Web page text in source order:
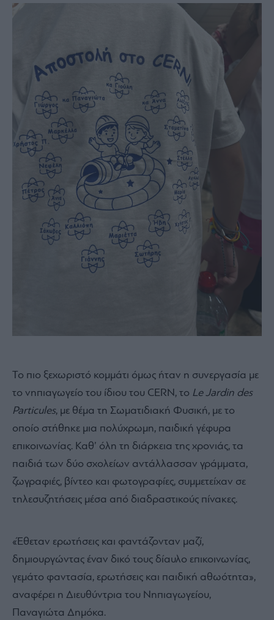
Το πιο ξεχωριστό κομμάτι όμως ήταν η συνεργασία με
το νηπιαγωγείο του ίδιου του CERN, το Le Jardin des
Particules, με θέμα τη Σωματιδιακή Φυσική, με το
οποίο στήθηκε μια πολύχρωμη, παιδική γέφυρα
επικοινωνίας. Καθ’ όλη τη διάρκεια της χρονιάς, τα
παιδιά των δύο σχολείων αντάλλασσαν γράμματα,
ζωγραφιές, βίντεο και φωτογραφίες, συμμετείχαν σε
τηλεσυζητήσεις μέσα από διαδραστικούς πίνακες.
«Έθεταν ερωτήσεις και φαντάζονταν μαζί,
δημιουργώντας έναν δικό τους δίαυλο επικοινωνίας,
γεμάτο φαντασία, ερωτήσεις και παιδική αθωότητα»,
αναφέρει η Διευθύντρια του Νηπιαγωγείου,
Παναγιώτα Δημόκα.